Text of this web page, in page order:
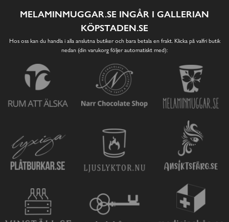
MELAMINMUGGAR.SE INGÅR I GALLERIAN
KÖPSTADEN.SE
Hos oss kan du handla i alla anslutna butiker och bara betala en frakt. Klicka på valfri butik
nedan (din varukorg följer automatiskt med):